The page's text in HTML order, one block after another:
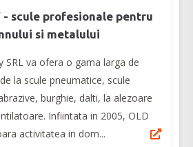
- scule profesionale pentru
si metalului
SRL va ofera o gama larga de
la scule pneumatice, scule
burghie, dalti, la alezoare
Infiintata in 2005, OLD
activitatea in dom...